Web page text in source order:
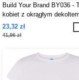
Build Your Brand BY036 -
kobiet z okrągłym dekoltem
23,32 zł
41,96 zł